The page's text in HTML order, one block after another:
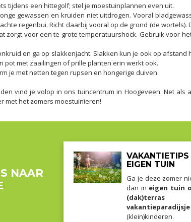
tijdens een hittegolf; stel je moestuinplannen even uit.
gewassen en kruiden niet uitdrogen. Vooral
regenbui. Richt daarbij vooral op de grond (de
zorgt voor een te grote temperatuurshock. Gebruik voor
en ga op slakkenjacht. Slakken kun je ook op
pot met zaailingen of prille planten erin werkt ook.
je met netten tegen rupsen en hongerige duiven.
vind je volop in ons tuincentrum in Hoogeveen. Net
met het zomers moestuinieren!
NAAR
EIGEN TUIN
Ga je deze zomer
dan in eigen tuin
(klein)kinderen.